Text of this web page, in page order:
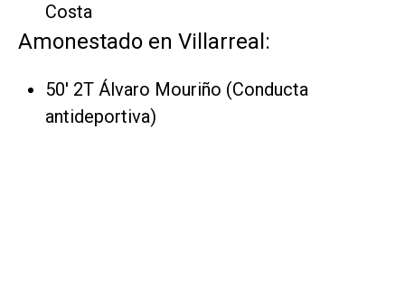
Costa
Amonestado en Villarreal:
50' 2T Álvaro Mouriño (Conducta
antideportiva)